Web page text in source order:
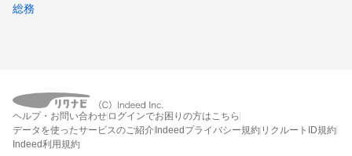
総務
ヘルプ・お問い合わせ ログインでお困りの方はこちら
データを使ったサービスのご紹介Indeedプライバシー規約 リクルートID規約
Indeed利用規約